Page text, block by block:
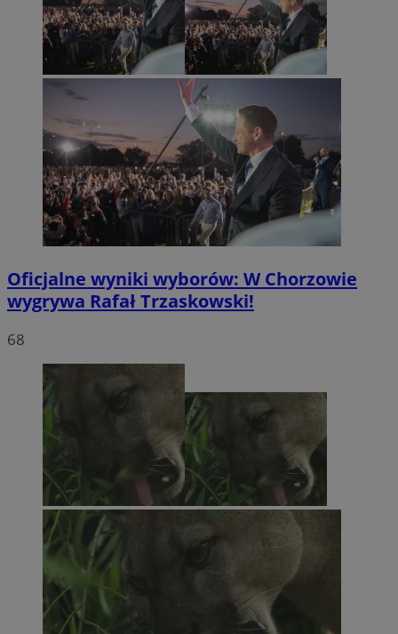
Oficjalne wyniki wyborów: W Chorzowie
wygrywa Rafał Trzaskowski!
68